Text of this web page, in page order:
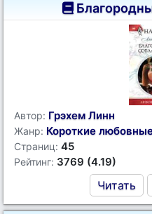
Автор: Грэхем Линн
Жанр: Короткие
Страниц: 45
Рейтинг: 3769 (4.19)
Читать